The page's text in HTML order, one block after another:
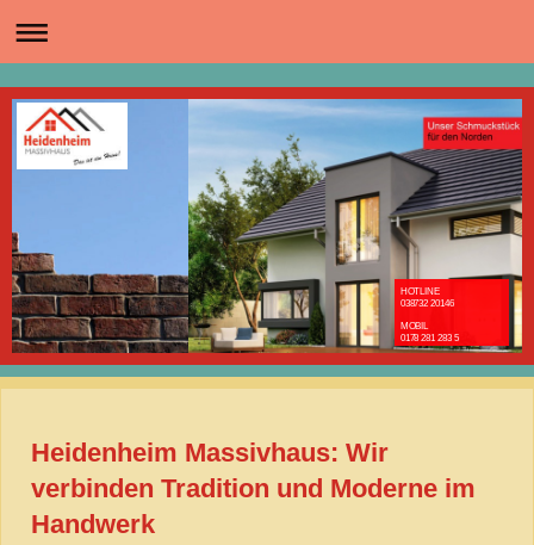
HOTLINE
038732 20146
MOBIL
0178 281 283 5
Heidenheim Massivhaus: Wir
verbinden Tradition und Moderne im
Handwerk